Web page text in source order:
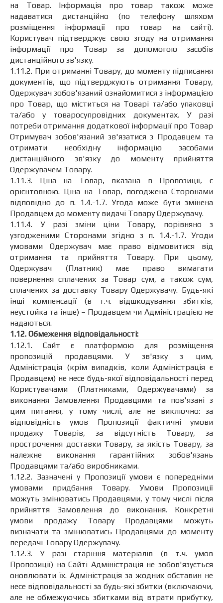
на Товар. Інформація про товар також може
надаватися дистанційно (по телефону шляхом
розміщення інформації про товар на сайті).
Користувач підтверджує свою згоду на отримання
інформації про Товар за допомогою засобів
дистанційного зв'язку.
1.11.2. При отриманні Товару, до моменту підписання
документів, що підтверджують отримання Товару,
Одержувач зобов'язаний ознайомитися з інформацією
про Товар, що міститься на Товарі та/або упаковці
та/або у товаросупровідних документах. У разі
потреби отримання додаткової інформації про Товар
Отримувач зобов'язаний зв'язатися з Продавцем та
отримати необхідну інформацію засобами
дистанційного зв'язку до моменту прийняття
Одержувачем Товару.
1.11.3. Ціна на Товар, вказана в Пропозиції, є
орієнтовною. Ціна на Товар, погоджена Сторонами
відповідно до п. 1.4.-1.7. Угода може бути змінена
Продавцем до моменту видачі Товару Одержувачу.
1.11.4. У разі зміни ціни Товару, порівняно з
узгодженими Сторонами згідно з п. 1.4.-1.7. Угоди
умовами Одержувач має право відмовитися від
отримання та прийняття Товару. При цьому,
Одержувач (Платник) має право вимагати
повернення сплачених за Товар сум, а також сум,
сплачених за доставку Товару Одержувачу. Будь-які
інші компенсації (в т.ч. відшкодування збитків,
неустойка та інше) – Продавцем чи Адміністрацією не
надаються.
1.12. Обмеження відповідальності:
1.12.1. Сайт є платформою для розміщення
пропозицій продавцями. У зв'язку з цим,
Адміністрація (крім випадків, коли Адміністрація є
Продавцем) не несе будь-якої відповідальності перед
Користувачами (Платниками, Одержувачами) за
виконання Замовлення Продавцями та пов'язані з
цим питання, у тому числі, але не виключно: за
відповідність умов Пропозиції фактичні умови
продажу Товарів, за відсутність Товару, за
прострочення доставки Товару, за якість Товару, за
належне виконання гарантійних зобов'язань
Продавцями та/або виробниками.
1.12.2. Зазначені у Пропозиції умови є попередніми
умовами придбання Товару. Умови Пропозиції
можуть змінюватись Продавцями, у тому числі після
прийняття Замовлення до виконання. Конкретні
умови продажу Товару Продавцями можуть
визначати та змінюватись Продавцями до моменту
передачі Товару Одержувачу.
1.12.3. У разі старіння матеріалів (в т.ч. умов
Пропозиції) на Сайті Адміністрація не зобов'язується
оновлювати їх. Адміністрація за жодних обставин не
несе відповідальності за будь-які збитки (включаючи,
але не обмежуючись збитками від втрати прибутку,